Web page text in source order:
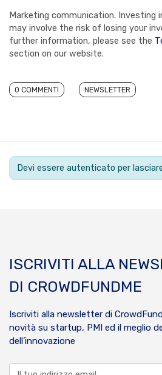
Marketing communication. Investing
may involve the risk of losing your
further information, please see the
section on our website.
0 COMMENTI NEWSLETTER
Devi essere autenticato per
ISCRIVITI ALLA
DI CROWDFUNDME
Iscriviti alla newsletter di
novità su startup, PMI ed il meglio
dell’innovazione